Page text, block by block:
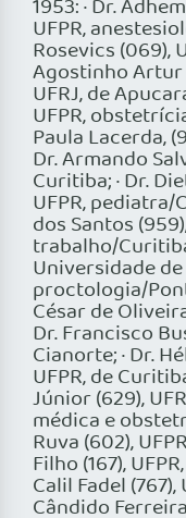
1953: · Dr.
UFPR,
Rosevics (069),
Agostinho Artur
UFRJ, de
UFPR,
Paula Lacerda,
Dr. Armando
Curitiba; · Dr.
UFPR, pediatra/
dos Santos
trabalho/
Universidade
proctologia/
César de
Dr. Francisco
Cianorte; · Dr.
UFPR, de
Júnior (629),
médica e
Ruva (602),
Filho (167),
Calil Fadel (767),
Cândido